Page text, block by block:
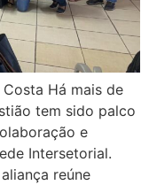
Há mais de
tem sido palco
e
Intersetorial.
reúne